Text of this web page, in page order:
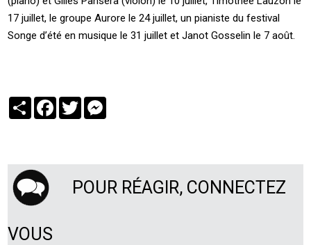
17 juillet, le groupe Aurore le 24 juillet, un pianiste du festival
Songe d’été en musique le 31 juillet et Janot Gosselin le 7 août.
PartagerFacebook
Twitter
POUR RÉAGIR, CONNECTEZ
VOUS